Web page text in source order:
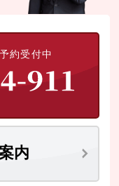
約受付中
内